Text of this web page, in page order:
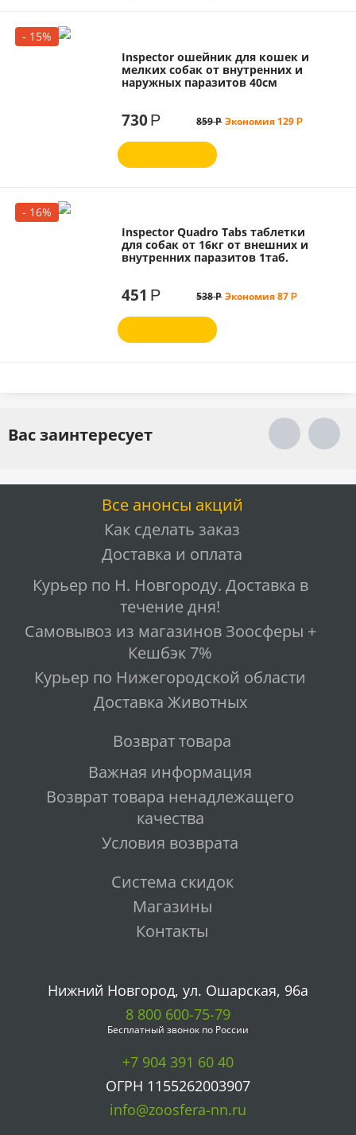
- 15%
Inspector ошейник для кошек и
мелких собак от внутренних и
наружных паразитов 40см
730Р 859Р Экономия 129 Р
- 16%
Inspector Quadro Tabs таблетки
для собак от 16кг от внешних и
внутренних паразитов 1таб.
451 Р 538Р Экономия87 Р
Вас заинтересует
Все анонсы акций
Как сделать заказ
Доставка и оплата
Курьер по Н. Новгороду. Доставка в
течение дня!
Самовывоз из магазинов Зоосферы +
Кешбэк 7%
Курьер по Нижегородской области
Доставка Животных
Возврат товара
Важная информация
Возврат товара ненадлежащего
качества
Условия возврата
Система скидок
Магазины
Контакты
Нижний Новгород, ул. Ошарская, 96а
8 800 600-75-79
Бесплатный звонок по России
+7 904 391 60 40
ОГРН 1155262003907
info@zoosfera-nn.ru